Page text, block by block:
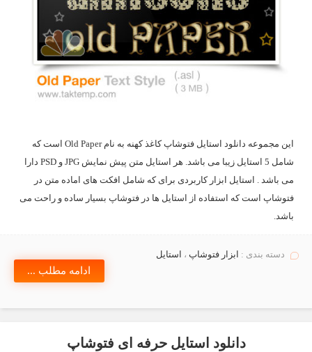
این مجموعه دانلود استایل فتوشاپ کاغذ کهنه به نام Old Paper است که
شامل 5 استایل زیبا می باشد. هر استایل متن پیش نمایش JPG و PSD دارا
می باشد . استایل ابزار کاربردی برای که شامل افکت های اماده متن در
فتوشاپ است که استفاده از استایل ها در فتوشاپ بسیار ساده و راحت می
باشد.
دسته بندی : ابزار فتوشاپ ، استايل
ادامه مطلب ...
دانلود استایل حرفه ای فتوشاپ